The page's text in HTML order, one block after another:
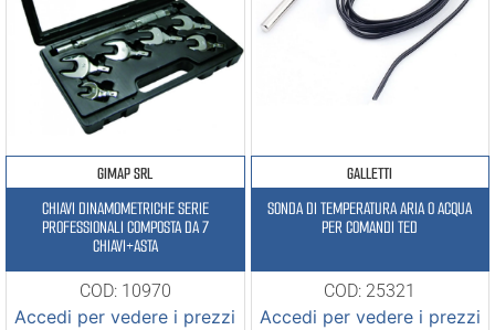
GIMAP SRL
CHIAVI DINAMOMETRICHE SERIE
PROFESSIONALI COMPOSTA DA 7
CHIAVI+ASTA
COD: 10970
Accedi per vedere i prezzi
GALLETTI
SONDA DI TEMPERATURA ARIA O ACQUA
PER COMANDI TED
COD: 25321
Accedi per vedere i prezzi